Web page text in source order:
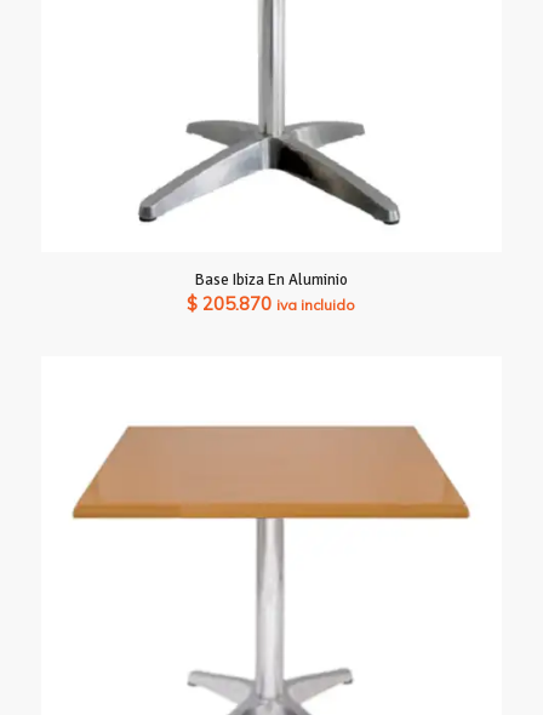
Base Ibiza En Aluminio
$ 205.870 iva incluido